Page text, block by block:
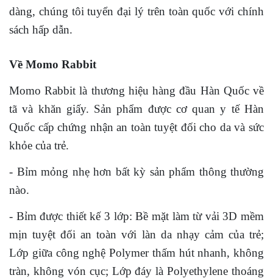
dàng, chúng tôi tuyển đại lý trên toàn quốc với chính
sách hấp dẫn.
Về Momo Rabbit
Momo Rabbit là thương hiệu hàng đầu Hàn Quốc về
tã và khăn giấy. Sản phẩm được cơ quan y tế Hàn
Quốc cấp chứng nhận an toàn tuyệt đối cho da và sức
khỏe của trẻ.
- Bỉm mỏng nhẹ hơn bất kỳ sản phẩm thông thường
nào.
- Bỉm được thiết kế 3 lớp: Bề mặt làm từ vải 3D mềm
mịn tuyệt đối an toàn với làn da nhạy cảm của trẻ;
Lớp giữa công nghệ Polymer thấm hút nhanh, không
tràn, không vón cục; Lớp đáy là Polyethylene thoáng